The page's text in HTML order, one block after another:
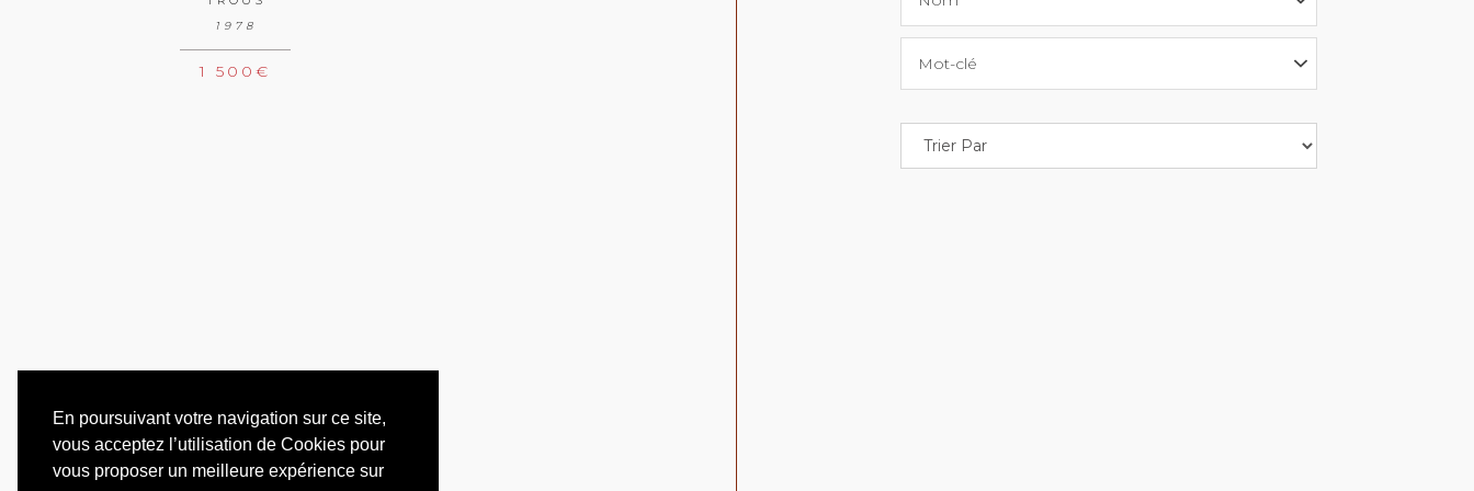
En poursuivant votre navigation sur ce site,
vous acceptez l’utilisation de Cookies pour
vous proposer un meilleure expérience sur
Mot-clé
1978
1 500€